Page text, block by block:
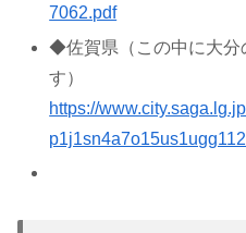
7062.pdf
◆佐賀県（この中に大分
す）
https://